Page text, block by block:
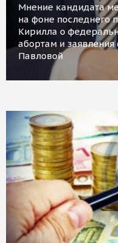
Мнение кандидата
на фоне последнего
Кирилла о
абортам и
Павловой